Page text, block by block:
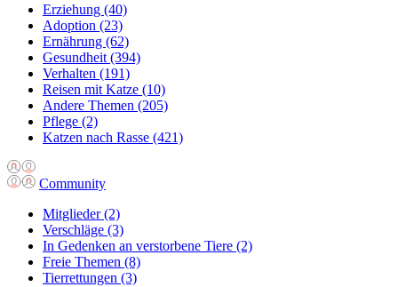
Erziehung (40)
Adoption (23)
Ernährung (62)
Gesundheit (394)
Verhalten (191)
Reisen mit Katze (10)
Andere Themen (205)
Pflege (2)
Katzen nach Rasse (421)
Community
Mitglieder(2)
Verschläge (3)
In Gedenken an verstorbene Tiere (2)
Freie Themen (8)
Tierrettungen (3)